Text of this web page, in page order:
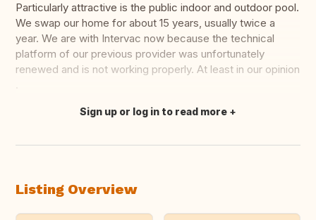
Particularly attractive is the public indoor and outdoor pool.
We swap our home for about 15 years, usually twice a
year. We are with Intervac now because the technical
platform of our previous provider was unfortunately
renewed and is not working properly. At least in our opinion
Translate this
Sign up or log in to read more
Listing Overview